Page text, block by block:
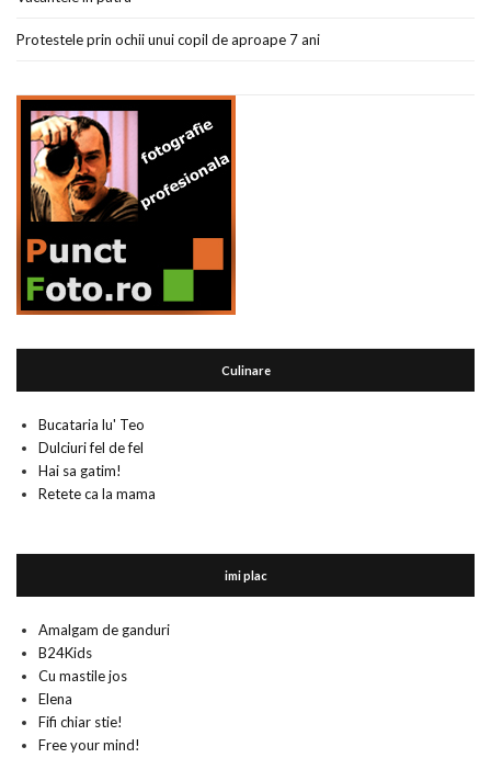
Protestele prin ochii unui copil de aproape 7 ani
Culinare
Bucataria lu' Teo
Dulciuri fel de fel
Hai sa gatim!
Retete ca la mama
imi plac
Amalgam de ganduri
B24Kids
Cu mastile jos
Elena
Fifi chiar stie!
Free your mind!